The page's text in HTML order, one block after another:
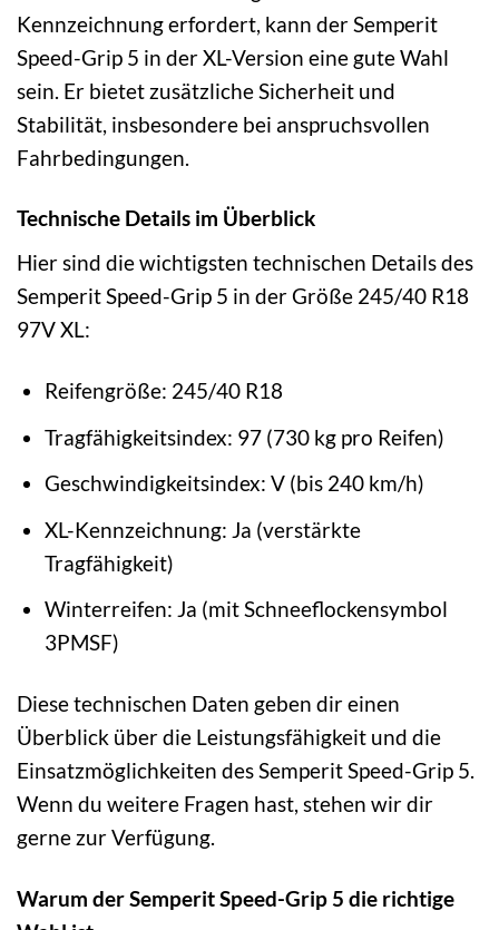
Kennzeichnung erfordert, kann der Semperit
Speed-Grip 5 in der XL-Version eine gute Wahl
sein. Er bietet zusätzliche Sicherheit und
Stabilität, insbesondere bei anspruchsvollen
Fahrbedingungen.
Technische Details im Überblick
Hier sind die wichtigsten technischen Details des
Semperit Speed-Grip 5 in der Größe 245/40 R18
97V XL:
Reifengröße: 245/40 R18
Tragfähigkeitsindex: 97 (730 kg pro Reifen)
Geschwindigkeitsindex: V (bis 240 km/h)
XL-Kennzeichnung: Ja (verstärkte
Tragfähigkeit)
Winterreifen: Ja (mit Schneeflockensymbol
3PMSF)
Diese technischen Daten geben dir einen
Überblick über die Leistungsfähigkeit und die
Einsatzmöglichkeiten des Semperit Speed-Grip 5.
Wenn du weitere Fragen hast, stehen wir dir
gerne zur Verfügung.
Warum der Semperit Speed-Grip 5 die richtige